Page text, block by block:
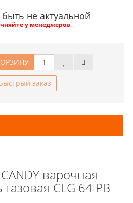
не актуальной
у менеджеров!
заказ
варочная
CLG 64 PB